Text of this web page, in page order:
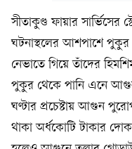
সীতাকুণ্ড ফায়ার সার্ভিসের
ঘটনাস্থলের আশপাশে পুকুর
নেভাতে গিয়ে তাঁদের
পুকুর থেকে পানি এনে
ঘণ্টার প্রচেষ্টায় আগুন
থাকা অর্ধকোটি টাকার